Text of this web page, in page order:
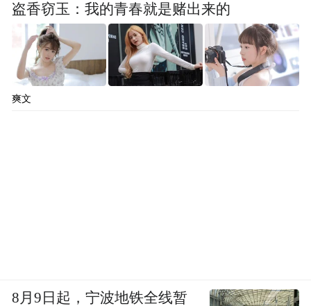
盗香窃玉：我的青春就是赌出来的
爽文
8月9日起，宁波地铁全线暂